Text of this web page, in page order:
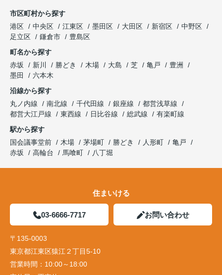
市区町村から探す
港区
中央区 江東区 墨田区 大田区 新宿区
中野区
足立区
鎌倉市
豊島区
町名から探す
赤坂
新川 勝どき 木場 大島 芝 亀戸
豊洲
墨田
六本木
沿線から探す
丸ノ内線
南北線 千代田線 銀座線
都営浅草線
都営大江戸線
東西線 日比谷線 総武線
有楽町線
駅から探す
国会議事堂前
木場 茅場町 勝どき 人形町
亀戸
赤坂
高輪台 馬喰町 八丁堀
住まいける
03-6666-7717 お問い合わせ
〒135-0003
東京都江東区猿江２丁目5-10
営業時間： 10:00～18:00